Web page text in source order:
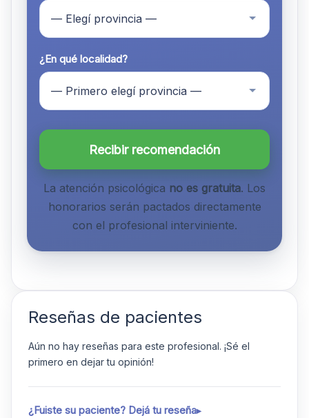
¿En qué localidad?
Recibir recomendación
La atención psicológica no es gratuita. Los
honorarios serán pactados directamente
con el profesional interviniente.
Reseñas de pacientes
Aún no hay reseñas para este profesional. ¡Sé el
primero en dejar tu opinión!
¿Fuiste su paciente? Dejá tu reseña